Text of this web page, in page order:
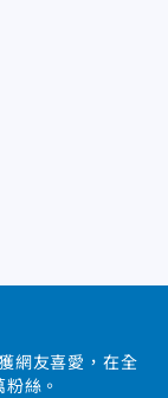
網友喜愛，在全
絲。